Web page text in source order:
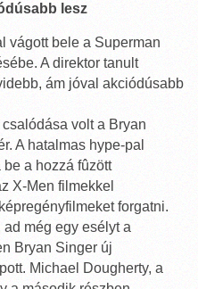
lesz
vágott bele a Superman
A direktor tanult
ám jóval akciódúsabb
volt a Bryan
A hatalmas hype-pal
a hozzá fûzött
X-Men filmekkel
forgatni.
még egy esélyt a
Bryan Singer új
Michael Dougherty, a